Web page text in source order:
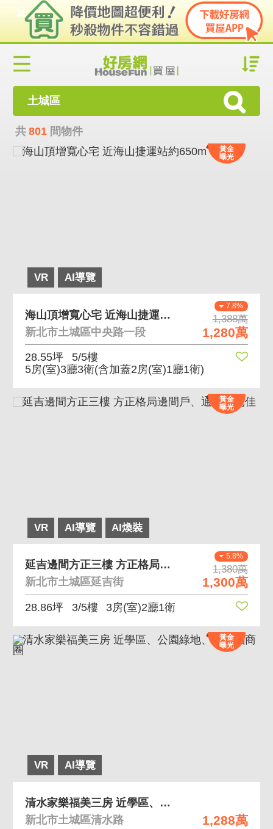
土城區
共 801 間物件
VR AI導覽
黃金
曝光
7.8%
1,388萬
1,280萬
海山頂增寬心宅 近海山捷運站約650m
新北市土城區中央路一段
28.55坪
5/5樓
5房(室)3廳3衛(含加蓋2房(室)1廳1衛)
VR AI導覽 AI煥裝
黃金
曝光
5.8%
1,380萬
1,300萬
延吉邊間方正三樓 方正格局邊間戶、通風採光佳
新北市土城區延吉街
28.86坪 3/5樓 3房(室)2廳1衛
VR AI導覽
黃金
曝光
1,288萬
清水家樂福美三房 近學區、公園綠地、家樂福商圈
新北市土城區清水路